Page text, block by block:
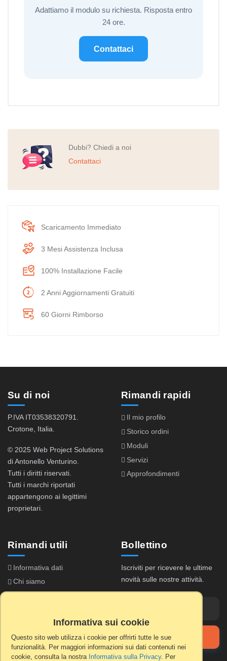
Informativa sui cookie
Questo sito web utilizza i cookie per offrirti tutte le sue
funzionalità. Per maggiori informazioni sui dati contenuti nei
cookie, consulta la nostra Informativa sulla Privacy. Per
Adattiamo il modulo su richiesta. Risposta entro
24 ore.
Contattaci
Dubbi? Chiedi a noi
Contattaci
Scaricamento Immediato
3 Mesi Assistenza Inclusa
100% Installazione Facile
2 Anni Aggiornamenti Gratuiti
60 Giorni Rimborso
Su di noi
P.IVA IT03538320791.
Crotone, Italia.
© 2025 Web Project Solutions
di Antonello Venturino.
Tutti i diritti riservati.
Tutti i marchi riportati
appartengono ai legittimi
proprietari.
Rimandi rapidi
Il mio profilo
Storico ordini
Moduli
Servizi
Approfondimenti
Rimandi utili
Informativa dati
Chi siamo
Registrazione licenza
Bollettino
Iscriviti per ricevere le ultime
novità sulle nostre attività.
Iscriviti